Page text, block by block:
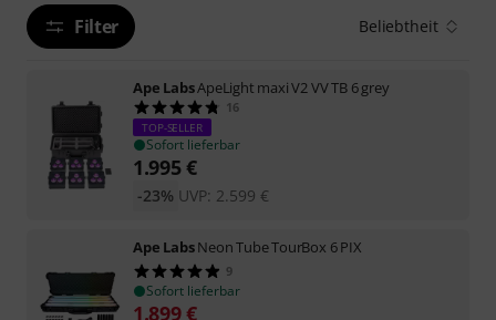
Filter Beliebtheit
Ape LabsApeLight maxi V2 VV TB 6 grey
16
TOP-SELLER
Sofort lieferbar
1.995€
UVP: 2.599 €
-23%
Ape LabsNeon Tube TourBox 6 PIX
9
Sofort lieferbar
1.899€